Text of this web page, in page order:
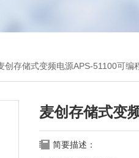
创存储式变频电源APS-51100可编
麦创存储式变
简要描述：